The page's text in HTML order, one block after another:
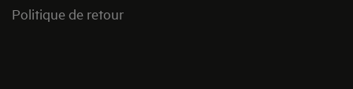
Politique de retour